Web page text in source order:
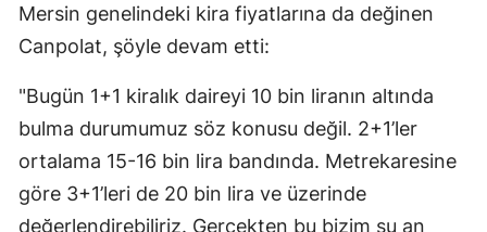
Mersin genelindeki kira fiyatlarına da değinen
Canpolat, şöyle devam etti:
"Bugün 1+1 kiralık daireyi 10 bin liranın altında
bulma durumumuz söz konusu değil. 2+1’ler
ortalama 15-16 bin lira bandında. Metrekaresine
göre 3+1’leri de 20 bin lira ve üzerinde
değerlendirebiliriz. Gerçekten bu bizim şu an